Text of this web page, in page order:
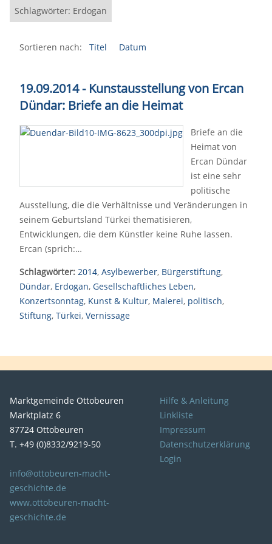
Schlagwörter: Erdogan
Sortieren nach: Titel Datum
19.09.2014 - Kunstausstellung von Ercan
Dündar: Briefe an die Heimat
Briefe an die
Heimat von
Ercan Dündar
ist eine sehr
politische
Ausstellung, die die Verhältnisse und Veränderungen in
seinem Geburtsland Türkei thematisieren,
Entwicklungen, die dem Künstler keine Ruhe lassen.
Ercan (sprich:…
Schlagwörter: 2014, Asylbewerber, Bürgerstiftung,
Dündar, Erdogan, Gesellschaftliches Leben,
Konzertsonntag, Kunst & Kultur, Malerei, politisch,
Stiftung, Türkei, Vernissage
Marktgemeinde Ottobeuren
Marktplatz 6
87724 Ottobeuren
T. +49 (0)8332/9219-50
info@ottobeuren-macht-
geschichte.de
www.ottobeuren-macht-
geschichte.de
Hilfe & Anleitung
Linkliste
Impressum
Datenschutzerklärung
Login